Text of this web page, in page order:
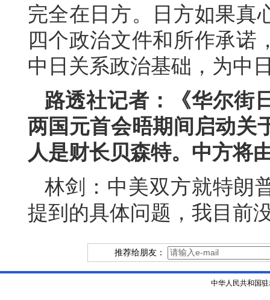
完全在日方。日方如果真
四个政治文件和所作承诺
中日关系政治基础，为中
路透社记者：《华尔街
两国元首会晤期间启动关
人是财长贝森特。中方将
林剑：中美双方就特朗
提到的具体问题，我目前
推荐给朋友：
中华人民共和国